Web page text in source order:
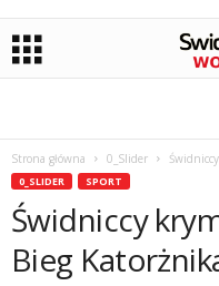
Strona główna 0_Slider
0_SLIDER SPORT
Świdniccy
Bieg